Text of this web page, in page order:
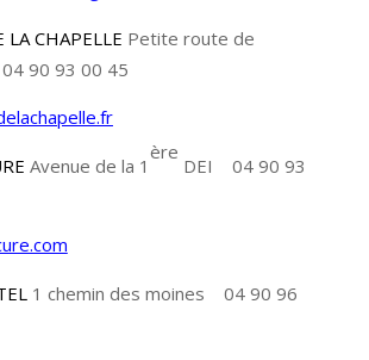
CHAPELLE Petite route de
90 93 00 45
Avenue de la 1
ère
DEI 04 90 93
1 chemin des moines 04 90 96